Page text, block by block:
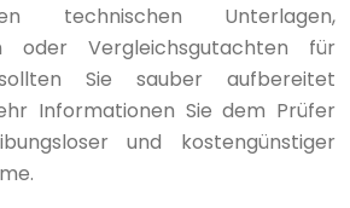
technischen Unterlagen,
oder Vergleichsgutachten für
Sie sauber aufbereitet
Informationen Sie dem Prüfer
und kostengünstiger